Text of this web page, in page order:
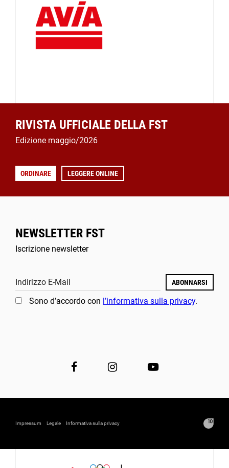
RIVISTA UFFICIALE DELLA FST
Edizione maggio/2026
ORDINARE LEGGERE ONLINE
NEWSLETTER FST
Iscrizione newsletter
Indirizzo E-Mail ABONNARSI
Sono d’accordo con l’informativa sulla privacy.
Impressum Legale Informativa sulla privacy